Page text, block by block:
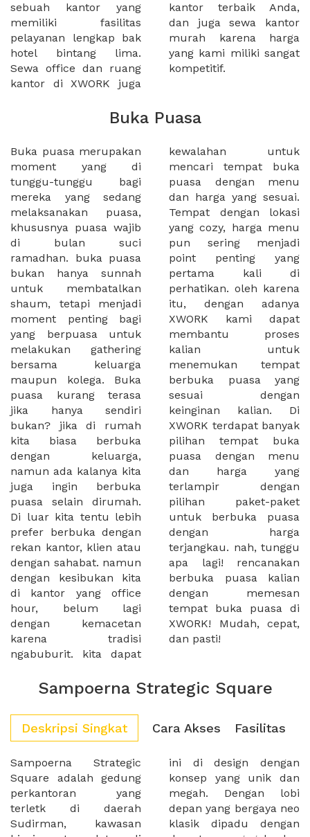
sebuah kantor yang
memiliki fasilitas
pelayanan lengkap bak
hotel bintang lima.
Sewa office dan ruang
kantor di XWORK juga
kantor terbaik Anda,
dan juga sewa kantor
murah karena harga
yang kami miliki sangat
kompetitif.
Buka Puasa
Buka puasa merupakan
moment yang di
tunggu-tunggu bagi
mereka yang sedang
melaksanakan puasa,
khususnya puasa wajib
di bulan suci
ramadhan. buka puasa
bukan hanya sunnah
untuk membatalkan
shaum, tetapi menjadi
moment penting bagi
yang berpuasa untuk
melakukan gathering
bersama keluarga
maupun kolega. Buka
puasa kurang terasa
jika hanya sendiri
bukan? jika di rumah
kita biasa berbuka
dengan keluarga,
namun ada kalanya kita
juga ingin berbuka
puasa selain dirumah.
Di luar kita tentu lebih
prefer berbuka dengan
rekan kantor, klien atau
dengan sahabat. namun
dengan kesibukan kita
di kantor yang office
hour, belum lagi
dengan kemacetan
karena tradisi
ngabuburit. kita dapat
kewalahan untuk
mencari tempat buka
puasa dengan menu
dan harga yang sesuai.
Tempat dengan lokasi
yang cozy, harga menu
pun sering menjadi
point penting yang
pertama kali di
perhatikan. oleh karena
itu, dengan adanya
XWORK kami dapat
membantu proses
kalian untuk
menemukan tempat
berbuka puasa yang
sesuai dengan
keinginan kalian. Di
XWORK terdapat banyak
pilihan tempat buka
puasa dengan menu
dan harga yang
terlampir dengan
pilihan paket-paket
untuk berbuka puasa
dengan harga
terjangkau. nah, tunggu
apa lagi! rencanakan
berbuka puasa kalian
dengan memesan
tempat buka puasa di
XWORK! Mudah, cepat,
dan pasti!
Sampoerna Strategic Square
Deskripsi Singkat Cara Akses Fasilitas
Sampoerna Strategic
Square adalah gedung
perkantoran yang
terletk di daerah
Sudirman, kawasan
ini di design dengan
konsep yang unik dan
megah. Dengan lobi
depan yang bergaya neo
klasik dipadu dengan